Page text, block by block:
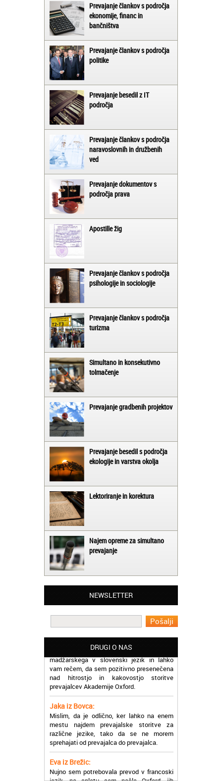
Prevajanje člankov s področja
ekonomije, financ in
bančništva
Prevajanje člankov s področja
politike
Prevajanje besedil z IT
področja
Prevajanje člankov s področja
naravoslovnih in družbenih
ved
Prevajanje dokumentov s
področja prava
Apostille žig
Prevajanje člankov s področja
psihologije in sociologije
Prevajanje člankov s področja
turizma
Simultano in konsekutivno
tolmačenje
Prevajanje gradbenih projektov
Prevajanje besedil s področja
ekologije in varstva okolja
Lektoriranje in korektura
Najem opreme za simultano
prevajanje
NEWSLETTER
DRUGI O NAS
Matjaž iz Ajdovščine:
Oxford, ker so resnično profesionalni in
prevajalske storitve opravljajo hitro in
Martina iz Bleda:
Potrebovala sem prevajanje iz
madžarskega v slovenski jezik in lahko
vam rečem, da sem pozitivno presenečena
nad hitrostjo in kakovostjo storitve
prevajalcev Akademije Oxford.
Jaka iz Bovca:
Mislim, da je odlično, ker lahko na enem
mestu najdem prevajalske storitve za
različne jezike, tako da se ne morem
sprehajati od prevajalca do prevajalca.
Eva iz Brežic:
Nujno sem potrebovala prevod v francoski
jezik, na spletu sem našla Oxford, jih
poklicala in v roku nekaj ur sem po